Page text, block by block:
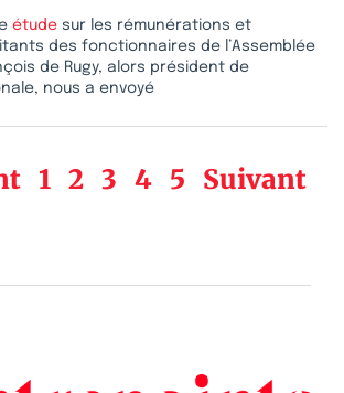
étude sur les rémunérations et
des fonctionnaires de l’Assemblée
de Rugy, alors président de
nous a envoyé
1 2 3 4 5 Suivant